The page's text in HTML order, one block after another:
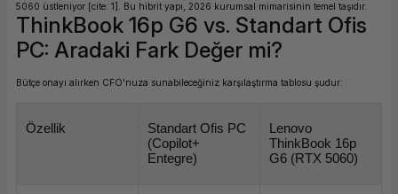
5060 üstleniyor [cite: 1]. Bu hibrit yapı, 2026 kurumsal mimarisinin temel taşıdır.
ThinkBook 16p G6 vs. Standart Ofis
PC: Aradaki Fark Değer mi?
Bütçe onayı alırken CFO'nuza sunabileceğiniz karşılaştırma tablosu şudur:
Özellik
Standart Ofis PC
(Copilot+
Entegre)
Lenovo
ThinkBook 16p
G6 (RTX 5060)